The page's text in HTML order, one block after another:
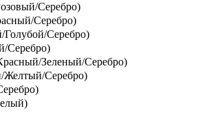
Серебро)
Серебро)
Серебро)
Серебро)
Зеленый/Серебро)
Желтый/Серебро)